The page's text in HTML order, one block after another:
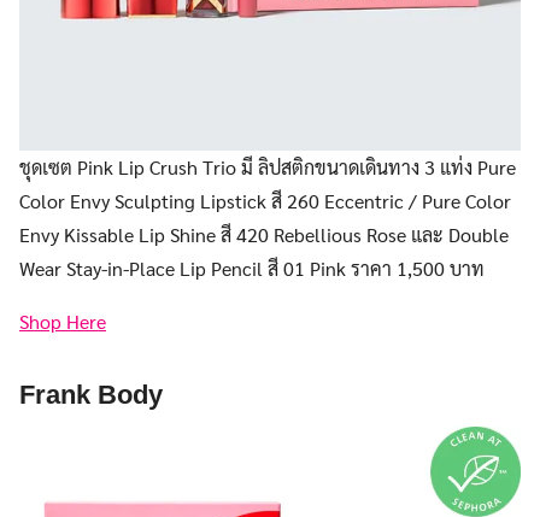
ชุดเซต Pink Lip Crush Trio มี ลิปสติกขนาดเดินทาง 3 แท่ง Pure
Color Envy Sculpting Lipstick สี 260 Eccentric / Pure Color
Envy Kissable Lip Shine สี 420 Rebellious Rose และ Double
Wear Stay-in-Place Lip Pencil สี 01 Pink ราคา 1,500 บาท
Shop Here
Frank Body